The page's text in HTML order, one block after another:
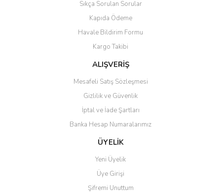
Ürün bilgilerinde hatalar bulunuyor.
Ürün fiyatı diğer sitelerden daha pahalı.
Bu ürüne benzer farklı alternatifler olmalı.
Gönder
Sıkça Sorulan Sorular
Kapıda Ödeme
Havale Bildirim Formu
Kargo Takibi
ALIŞVERİŞ
Mesafeli Satış Sözleşmesi
Gizlilik ve Güvenlik
İptal ve İade Şartları
Banka Hesap Numaralarımız
ÜYELİK
Yeni Üyelik
Üye Girişi
Şifremi Unuttum